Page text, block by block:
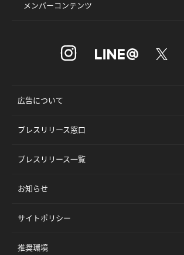
メンバーコンテンツ
広告について
プレスリリース窓口
プレスリリース一覧
お知らせ
サイトポリシー
推奨環境